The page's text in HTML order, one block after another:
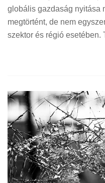
globális gazdaság nyitása
megtörtént, de nem
szektor és régió